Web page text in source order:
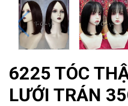
6225 TÓC
LƯỚI TRÁN